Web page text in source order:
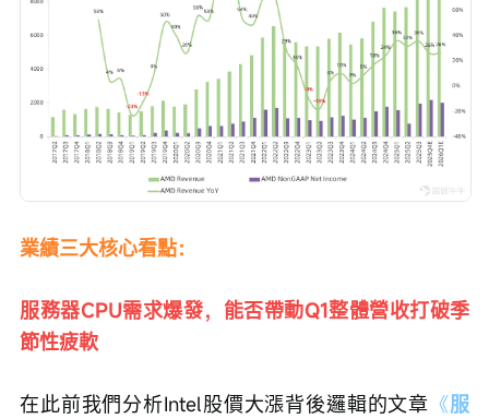
業績三大核心看點：
服務器CPU需求爆發，能否帶動Q1整體營收打破季
節性疲軟
在此前我們分析Intel股價大漲背後邏輯的文章 《服